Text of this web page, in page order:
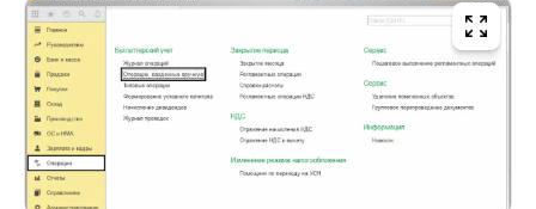
Отраслевые решения
Легкая логистика
Бизнес-аналитика (BI)
1С:Аналитика